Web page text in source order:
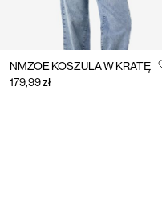
NMZOE KOSZULA W KRATĘ
179,99 zł